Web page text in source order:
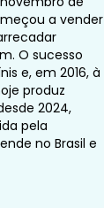
a vender
O sucesso
e, em 2016, à
produz
2024,
pela
no Brasil e